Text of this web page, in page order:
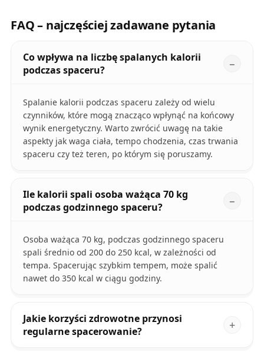
FAQ – najczęściej zadawane pytania
Co wpływa na liczbę spalanych kalorii
podczas spaceru?
Spalanie kalorii podczas spaceru zależy od wielu
czynników, które mogą znacząco wpłynąć na końcowy
wynik energetyczny. Warto zwrócić uwagę na takie
aspekty jak waga ciała, tempo chodzenia, czas trwania
spaceru czy też teren, po którym się poruszamy.
Ile kalorii spali osoba ważąca 70 kg
podczas godzinnego spaceru?
Osoba ważąca 70 kg, podczas godzinnego spaceru
spali średnio od 200 do 250 kcal, w zależności od
tempa. Spacerując szybkim tempem, może spalić
nawet do 350 kcal w ciągu godziny.
Jakie korzyści zdrowotne przynosi
regularne spacerowanie?